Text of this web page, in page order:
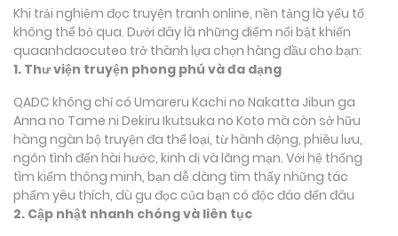
Khi trải nghiệm đọc truyện tranh online, nền tảng là yếu tố
không thể bỏ qua. Dưới đây là những điểm nổi bật khiến
quaanhdaocuteo trở thành lựa chọn hàng đầu cho bạn:
1. Thư viện truyện phong phú và đa dạng
QADC không chỉ có Umareru Kachi no Nakatta Jibun ga
Anna no Tame ni Dekiru Ikutsuka no Koto mà còn sở hữu
hàng ngàn bộ truyện đa thể loại, từ hành động, phiêu lưu,
ngôn tình đến hài hước, kinh dị và lãng mạn. Với hệ thống
tìm kiếm thông minh, bạn dễ dàng tìm thấy những tác
phẩm yêu thích, dù gu đọc của bạn có độc đáo đến đâu
2. Cập nhật nhanh chóng và liên tục